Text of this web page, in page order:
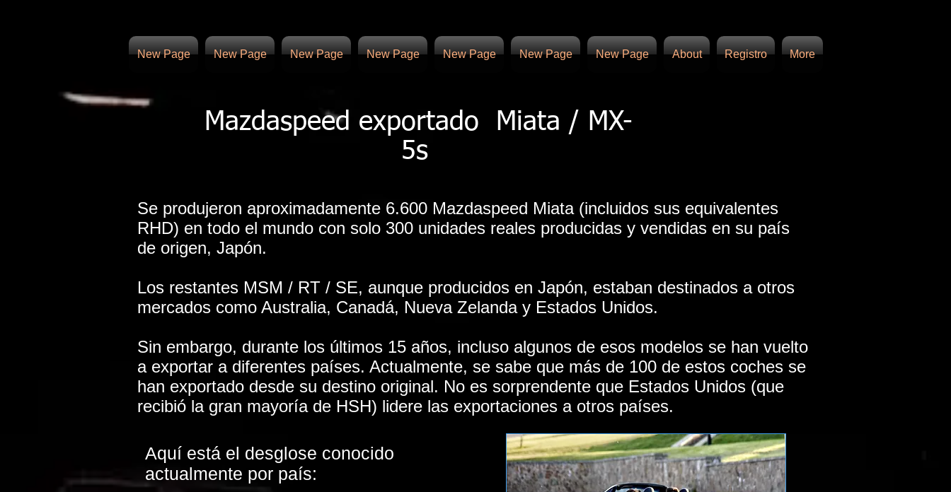
New Page New Page New Page New Page New Page New Page New Page About Registro More
Mazdaspeed exportado
Miata / MX-
5s
Se produjeron aproximadamente 6.600 Mazdaspeed Miata (incluidos sus equivalentes
RHD) en todo el mundo con solo 300 unidades reales producidas y vendidas en su país
de origen, Japón.
Los restantes MSM / RT / SE, aunque producidos en Japón, estaban destinados a otros
mercados como Australia, Canadá, Nueva Zelanda y Estados Unidos.
Sin embargo, durante los últimos 15 años, incluso algunos de esos modelos se han vuelto
a exportar a diferentes países. Actualmente, se sabe que más de 100 de estos coches se
han exportado desde su destino original. No es sorprendente que Estados Unidos (que
recibió la gran mayoría de HSH) lidere las exportaciones a otros países.
Aquí está el desglose conocido
actualmente por país: